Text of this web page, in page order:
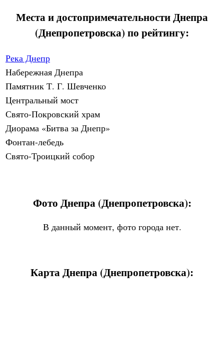
Места и достопримечательности Днепра
(Днепропетровска) по рейтингу:
Река Днепр
Набережная Днепра
Памятник Т. Г. Шевченко
Центральный мост
Свято-Покровский храм
Диорама «Битва за Днепр»
Фонтан-лебедь
Свято-Троицкий собор
Фото Днепра (Днепропетровска):
В данный момент, фото города нет.
Карта Днепра (Днепропетровска):